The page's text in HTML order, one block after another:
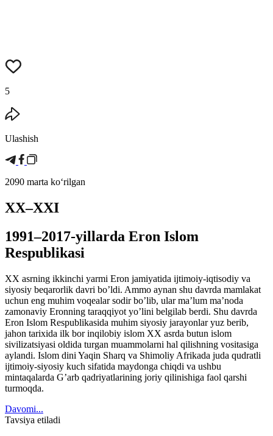
5
Ulashish
2090 marta koʻrilgan
XX–XXI
1991–2017-yillarda Eron Islom
Respublikasi
XX asrning ikkinchi yarmi Eron jamiyatida ijtimoiy-iqtisodiy va
siyosiy beqarorlik davri bo’ldi. Ammo aynan shu davrda mamlakat
uchun eng muhim voqealar sodir bo’lib, ular ma’lum ma’noda
zamonaviy Eronning taraqqiyot yo’lini belgilab berdi. Shu davrda
Eron Islom Respublikasida muhim siyosiy jarayonlar yuz berib,
jahon tarixida ilk bor inqilobiy islom XX asrda butun islom
sivilizatsiyasi oldida turgan muammolarni hal qilishning vositasiga
aylandi. Islom dini Yaqin Sharq va Shimoliy Afrikada juda qudratli
ijtimoiy-siyosiy kuch sifatida maydonga chiqdi va ushbu
mintaqalarda G’arb qadriyatlarining joriy qilinishiga faol qarshi
turmoqda.
Davomi...
Tavsiya etiladi